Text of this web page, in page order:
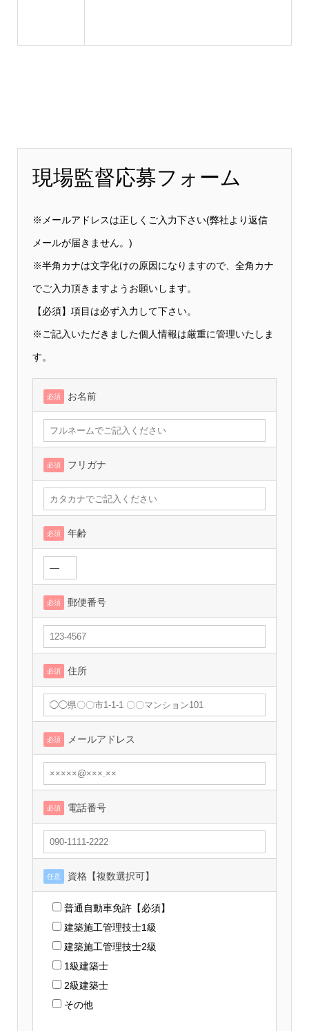
現場監督応募フォーム
※メールアドレスは正しくご入力下さい(弊社より返信
メールが届きません。)
※半角カナは文字化けの原因になりますので、全角カナ
でご入力頂きますようお願いします。
【必須】項目は必ず入力して下さい。
※ご記入いただきました個人情報は厳重に管理いたしま
す。
必須 お名前
必須 フリガナ
必須 年齢
必須 郵便番号
必須 住所
必須 メールアドレス
必須 電話番号
任意 資格【複数選択可】
普通自動車免許【必須】
建築施工管理技士1級
建築施工管理技士2級
1級建築士
2級建築士
その他